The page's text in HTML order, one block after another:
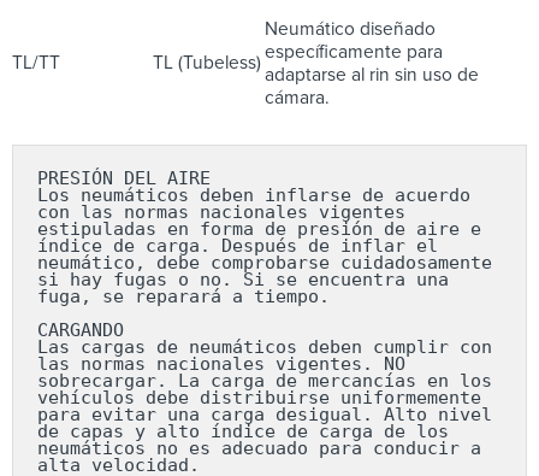
TL/TT TL (Tubeless)
Neumático diseñado
específicamente para
adaptarse al rin sin uso de
cámara.
PRESIÓN DEL AIRE
Los neumáticos deben inflarse de acuerdo
con las normas nacionales vigentes
estipuladas en forma de presión de aire e
índice de carga. Después de inflar el
neumático, debe comprobarse cuidadosamente
si hay fugas o no. Si se encuentra una
fuga, se reparará a tiempo.
CARGANDO
Las cargas de neumáticos deben cumplir con
las normas nacionales vigentes. NO
sobrecargar. La carga de mercancías en los
vehículos debe distribuirse uniformemente
para evitar una carga desigual. Alto nivel
de capas y alto índice de carga de los
neumáticos no es adecuado para conducir a
alta velocidad.